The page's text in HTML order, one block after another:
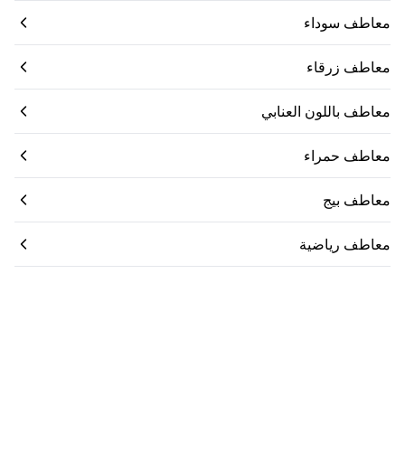
معاطف سوداء
معاطف زرقاء
معاطف باللون العنابي
معاطف حمراء
معاطف بيج
معاطف رياضية